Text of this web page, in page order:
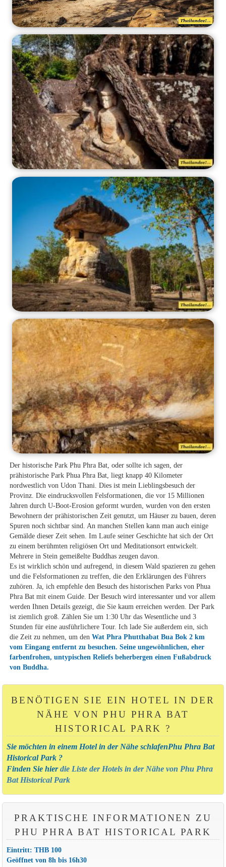
Der historische Park Phu Phra Bat, oder sollte ich sagen, der
prähistorische Park Phua Phra Bat, liegt knapp 40 Kilometer
nordwestlich von Udon Thani. Dies ist mein Lieblingsbesuch der
Provinz. Die eindrucksvollen Felsformationen, die vor 15 Millionen
Jahren durch U-Boot-Erosion geformt wurden, wurden von den ersten
Bewohnern der prähistorischen Zeit genutzt, um Häuser zu bauen, deren
Spuren noch sichtbar sind. An manchen Stellen kann man auch einige
Gemälde dieser Zeit sehen. Im Laufe seiner Geschichte hat sich der Ort
zu einem berühmten religiösen Ort und Meditationsort entwickelt.
Mehrere in Stein gemeißelte Buddhas zeugen davon.
Es ist wirklich schön und aufregend, in diesem Wald spazieren zu gehen
und die Felsformationen zu treffen, die den Erklärungen des Führers
zuhören. Ja, ich empfehle den Besuch des historischen Parks von Phua
Phra Bat mit einem Guide. Der Besuch wird interessanter und vor allem
werden Ihnen Details gezeigt, die Sie kaum erreichen werden. Der Park
ist ziemlich groß. Zählen Sie um 1:30 Uhr das Wesentliche und 3
Stunden für eine ausführlichere Tour. Ich lade Sie außerdem ein, sich
die Zeit zu nehmen, um denWat Phra Phutthabat Bua Bok2 km
vom Eingang entfernt zu besuchen. Seine ungewöhnlichen, eher
farbenfrohen, untypischen Reliefs beherbergen einen Fußabdruck
von Buddha.
BENÖTIGEN SIE EIN HOTEL IN DER
NÄHE VON PHU PHRA BAT
HISTORICAL PARK ?
Sie möchten in einem Hotel in der Nähe schlafenPhu Phra Bat
Historical Park ?
Finden Sie hierdie Liste der Hotels in der Nähe von Phu Phra
Bat Historical Park
PRAKTISCHE INFORMATIONEN ZU
PHU PHRA BAT HISTORICAL PARK
Eintritt: THB 100
Geöffnet von 8h bis 16h30